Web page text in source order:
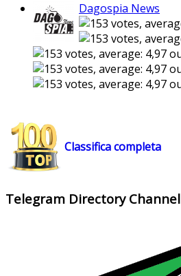
Dagospia News
Classifica completa
Telegram Directory Channel